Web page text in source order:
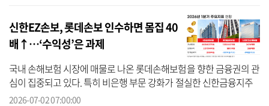
신한EZ손보, 롯데손보 인수하면 몸집 40
배↑…‘수익성’은 과제
국내 손해보험 시장에 매물로 나온 롯데손해보험을 향한 금융권의 관
심이 집중되고 있다. 특히 비은행 부문 강화가 절실한 신한금융지주
와 한국투자금융지주가 롯데손해보험의 유력한 인수 후보로 거론되
2026-07-02 07:00:00